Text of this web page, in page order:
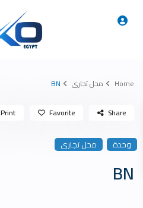
Home محل تجارى BN
وحدة محل تجارى
BN
Share
Favorite
Print